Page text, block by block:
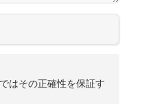
はその正確性を保証す